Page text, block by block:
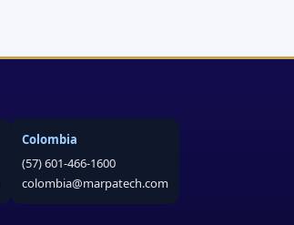
Colombia
(57) 601-466-1600
colombia@marpatech.com